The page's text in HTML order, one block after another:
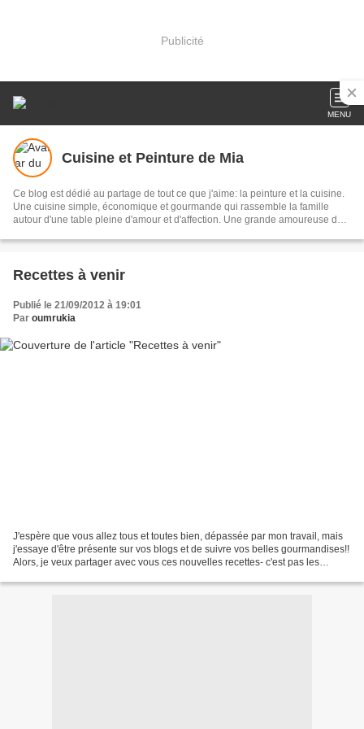
Publicité
MENU
Cuisine et Peinture de Mia
Ce blog est dédié au partage de tout ce que j'aime: la peinture et la cuisine.
Une cuisine simple, économique et gourmande qui rassemble la famille
autour d'une table pleine d'amour et d'affection. Une grande amoureuse du
couleurs et la peinture sur tous supports: verre, bois, poterie et tissu.
blog. Je travaille aussi sur commande. Je suis Algérienne et j'habite Alger.
Recettes à venir
Publié le 21/09/2012 à 19:01
Par oumrukia
J'espère que vous allez tous et toutes bien, dépassée par mon travail, mais
j'essaye d'être présente sur vos blogs et de suivre vos belles gourmandises!!
Alors, je veux partager avec vous ces nouvelles recettes- c'est pas les